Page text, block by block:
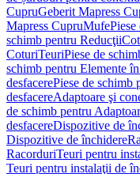
CupruGeberit Mapress
Mapress CupruMufe
schimb pentru Reducţii
CoturiTeuriPiese de
schimb pentru Elemente
desfacerePiese de schimb
desfacereAdaptoare şi
de schimb pentru
desfacereDispozitive de
Dispozitive de închidere
RacorduriTeuri pentru
Teuri pentru instalaţii de